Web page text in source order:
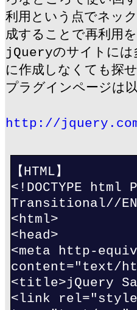
利用という点でネッ
成することで再利用
jQueryのサイトには
に作成しなくても探
プラグインページは
http://
【HTML】
<!DOCTYPE html
Transitional//
<html>
<head>
<meta http-
content="text/
<title>jQuery
<link